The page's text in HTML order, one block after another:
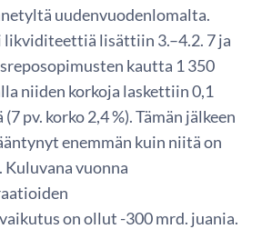
uudenvuodenlomalta.
lisättiin 3.–4.2. 7 ja
kautta 1 350
niiden korkoja laskettiin 0,1
pv. korko 2,4 %). Tämän jälkeen
enemmän kuin niitä on
vuonna
on ollut -300 mrd. juania.